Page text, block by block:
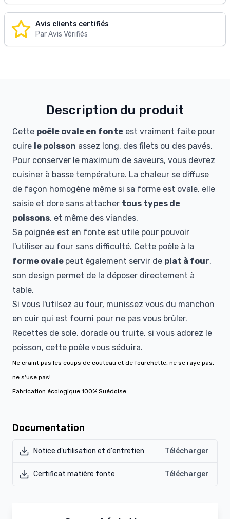
Avis clients certifiés
Par Avis Vérifiés
Description du produit
Cette poêle ovale en fonte est vraiment faite pour
cuire le poisson assez long, des filets ou des pavés.
Pour conserver le maximum de saveurs, vous devrez
cuisiner à basse température. La chaleur se diffuse
de façon homogène même si sa forme est ovale, elle
saisie et dore sans attacher tous types de
poissons, et même des viandes.
Sa poignée est en fonte est utile pour pouvoir
l'utiliser au four sans difficulté. Cette poêle à la
forme ovale peut également servir de plat à four,
son design permet de la déposer directement à
table.
Si vous l'utilsez au four, munissez vous du manchon
en cuir qui est fourni pour ne pas vous brûler.
Recettes de sole, dorade ou truite, si vous adorez le
poisson, cette poêle vous séduira.
Ne craint pas les coups de couteau et de fourchette, ne se raye pas,
ne s'use pas!
Fabrication écologique 100% Suédoise.
Documentation
Notice d'utilisation et d'entretien Télécharger
Certificat matière fonte Télécharger